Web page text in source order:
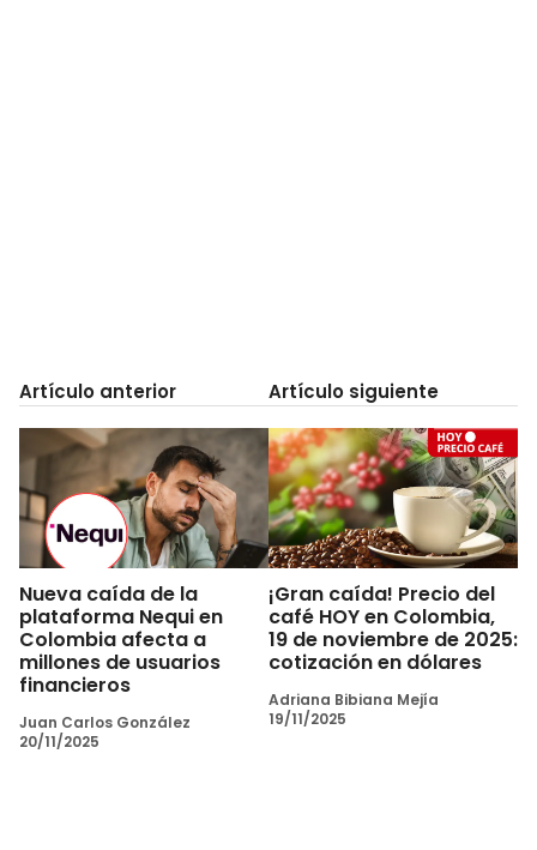
Artículo anterior
Nueva caída de la
plataforma Nequi en
Colombia afecta a
millones de usuarios
financieros
Juan Carlos González
20/11/2025
Artículo siguiente
¡Gran caída! Precio del
café HOY en Colombia,
19 de noviembre de 2025:
cotización en dólares
Adriana Bibiana Mejía
19/11/2025